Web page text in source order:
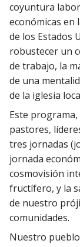
coyuntura
económicas en
de los Estados
robustecer un
de trabajo, la
de una
de la iglesia
Este
pastores,
tres jornadas
jornada
cosmovisión
fructífero, y la
de nuestro
comunidades.
Nuestro